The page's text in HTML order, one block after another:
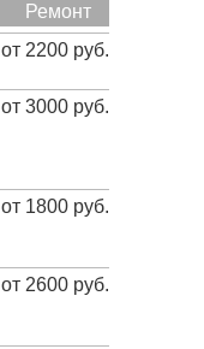
Ремонт
от 2200 руб.
от 3000 руб.
от 1800 руб.
от 2600 руб.